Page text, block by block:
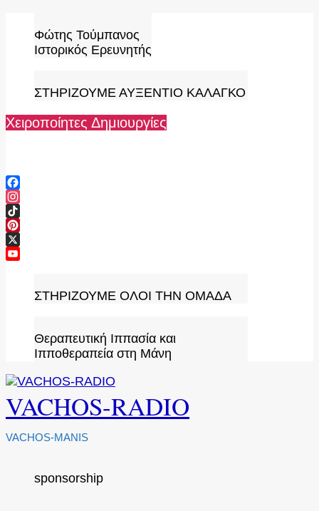
content
Φώτης Τούμπανος
Ιστορικός Ερευνητής
ΣΤΗΡΙΖΟΥΜΕ ΑΥΞΕΝΤΙΟ ΚΑΛΑΓΚΟ
Χειροποίητες Δημιουργίες
Facebook
Instagram
TikTok
Pinterest
X
ΣΤΗΡΙΖΟΥΜΕ ΟΛΟΙ ΤΗΝ ΟΜΑΔΑ
Θεραπευτική Ιππασία και
Ιπποθεραπεία στη Μάνη
VACHOS-RADIO
VACHOS-MANIS
sponsorship